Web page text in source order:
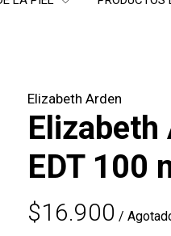
Elizabeth Arden
EDT 100
$16.900 /